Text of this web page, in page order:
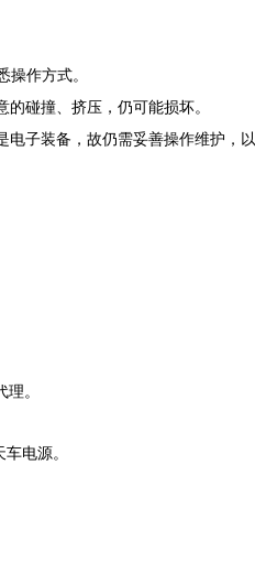
作方式。
碰撞、挤压，仍可能损坏。
子装备，故仍需妥善操作维护，以
。
电源。